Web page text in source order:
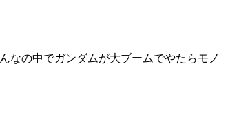
なの中でガンダムが大ブームでやたらモノ